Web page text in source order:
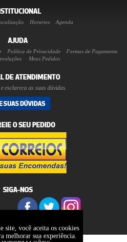
site, você aceita os cookies
melhorar sua experiência.
Horarios Agenda
AJUDA
Política de Privacidade
Formas de Pagamento
Meus Pedidos
DE ATENDIMENTO
esclareca as suas dúvidas.
SUAS DÚVIDAS
O SEU PEDIDO
SIGA-NOS